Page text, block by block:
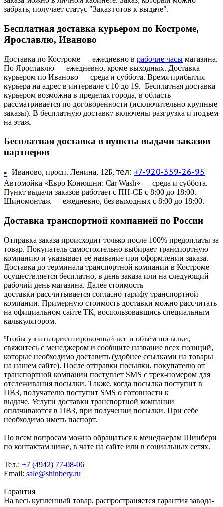
забрать, получает статус "Заказ готов к выдаче".
Бесплатная доставка курьером по Костроме,
Ярославлю, Иваново
Доставка по Костроме — ежедневно в рабочие часы магазина.
По Ярославлю — ежедневно, кроме выходных. Доставка
курьером по Иваново — среда и суббота. Время прибытия
курьера на адрес в интервале с 10 до 19. Бесплатная доставка
курьером возможна в пределах города, в область
рассматривается по договоренности (исключительно крупные
заказы). В бесплатную доставку включены разгрузка и подъем
на этаж.
Бесплатная доставка в пункты выдачи заказов
партнеров
• Иваново, просп. Ленина, 12Б, тел: +7-920-359-26-95 —
Автомойка «Евро Конюшни: Car Wash» — среда и суббота.
Пункт выдачи заказов работает с ПН-СБ с 8:00 до 18:00.
Шиномонтаж — ежедневно, без выходных с 8:00 до 18:00.
Доставка транспортной компанией по России
Отправка заказа происходит только после 100% предоплаты за
товар. Покупатель самостоятельно выбирает транспортную
компанию и указывает её название при оформлении заказа.
Доставка до терминала транспортной компании в Костроме
осуществляется бесплатно, в день заказа или на следующий
рабочий день магазина. Далее стоимость
доставки рассчитывается согласно тарифу транспортной
компании. Примерную стоимость доставки можно рассчитать
на официальном сайте ТК, воспользовавшись специальным
калькулятором.
Чтобы узнать ориентировочный вес и объём посылки,
свяжитесь с менеджером и сообщите название всех позиций,
которые необходимо доставить (удобнее ссылками на товары
на нашем сайте). После отправки посылки, покупателю от
транспортной компании поступает SMS с трек-номером для
отслеживания посылки. Также, когда посылка поступит в
ПВЗ, получателю поступит SMS о готовности к
выдаче. Услуги доставки транспортной компании
оплачиваются в ПВЗ, при получении посылки. При себе
необходимо иметь паспорт.
По всем вопросам можно обращаться к менеджерам Шинбери
по контактам ниже, в чате на сайте или в социальных сетях.
Тел.: +7 (4942) 77-08-06
Email: sale@shinbery.ru
Гарантия
На весь купленный товар, распространяется гарантия завода-